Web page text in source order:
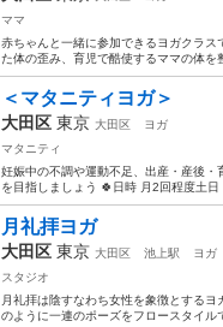
ママ
赤ちゃんと一緒に参加できるヨガクラ
た体の歪み、育児で酷使するママの体を
＜マタニティヨガ＞
大田区 東京 大田区
ヨガ
マタニティ
妊娠中の不調や運動不足、出産・産後
を目指しましょう 🍀日時 月2回程度土
月礼拝ヨガ
大田区 東京 大田区 池上駅
ヨガ
スタジオ
月礼拝は陰すなわち女性を象徴とする
のように一連のポーズをフロースタイル